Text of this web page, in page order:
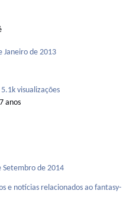
B1, em jogo único, em local que
será no próximo sábado, às 15h.
Janeiro de 2013
5.1k visualizações
7 anos
Setembro de 2014
e notícias relacionados ao fantasy-